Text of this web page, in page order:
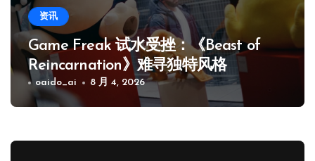
资讯
Game Freak 试水受挫：《Beast of
Reincarnation》难寻独特风格
oaido_ai 8 月 4, 2026